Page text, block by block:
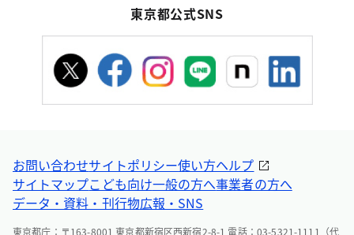
東京都公式SNS
お問い合わせサイトポリシー使い方ヘルプ
サイトマップこども向け一般の方へ事業者の方へ
データ・資料・刊行物広報・SNS
東京都庁：〒163-8001 東京都新宿区西新宿2-8-1 電話：03-5321-1111（代